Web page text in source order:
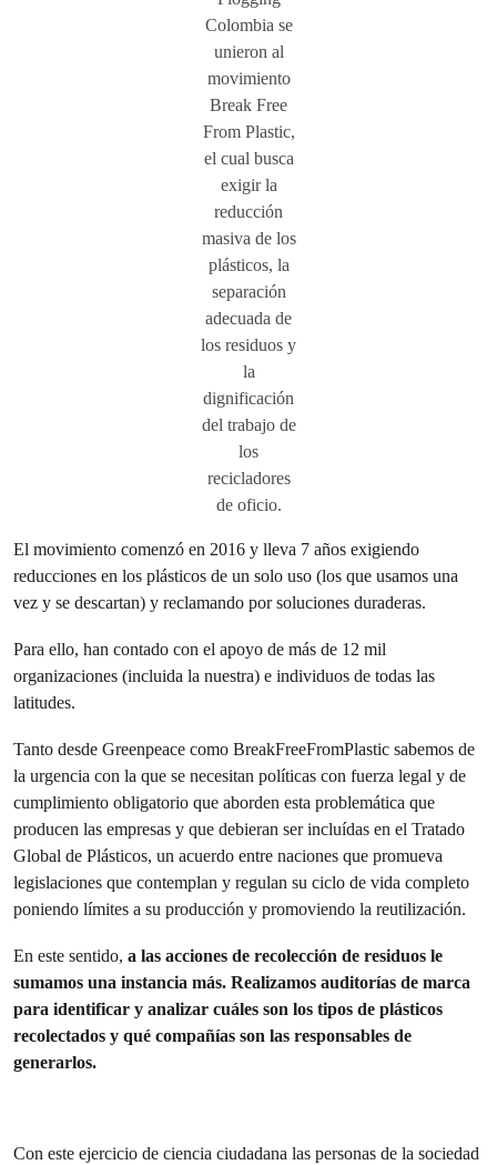
Colombia se
unieron al
movimiento
Break Free
From Plastic,
el cual busca
exigir la
reducción
masiva de los
plásticos, la
separación
adecuada de
los residuos y
la
dignificación
del trabajo de
los
recicladores
de oficio.
El movimiento comenzó en 2016 y lleva 7 años exigiendo
reducciones en los plásticos de un solo uso (los que usamos una
vez y se descartan) y reclamando por soluciones duraderas.
Para ello, han contado con el apoyo de más de 12 mil
organizaciones (incluida la nuestra) e individuos de todas las
latitudes.
Tanto desde Greenpeace como BreakFreeFromPlastic sabemos de
la urgencia con la que se necesitan políticas con fuerza legal y de
cumplimiento obligatorio que aborden esta problemática que
producen las empresas y que debieran ser incluídas en el Tratado
Global de Plásticos, un acuerdo entre naciones que promueva
legislaciones que contemplan y regulan su ciclo de vida completo
poniendo límites a su producción y promoviendo la reutilización.
En este sentido, a las acciones de recolección de residuos le
sumamos una instancia más. Realizamos auditorías de marca
para identificar y analizar cuáles son los tipos de plásticos
recolectados y qué compañías son las responsables de
generarlos.
Con este ejercicio de ciencia ciudadana las personas de la sociedad